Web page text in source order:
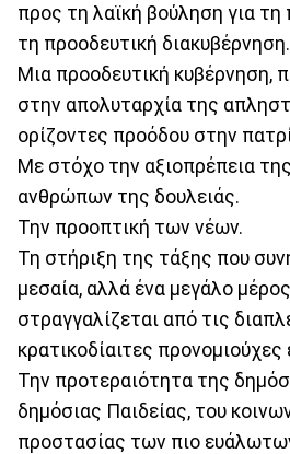
προς τη λαϊκή βούληση για τη
τη προοδευτική διακυβέρνηση.
Μια προοδευτική κυβέρνηση,
στην απολυταρχία της
ορίζοντες προόδου στην
Με στόχο την αξιοπρέπεια
ανθρώπων της δουλειάς.
Την προοπτική των νέων.
Τη στήριξη της τάξης που
μεσαία, αλλά ένα μεγάλο
στραγγαλίζεται από τις
κρατικοδίαιτες προνομιούχες
Την προτεραιότητα της
δημόσιας Παιδείας, του
προστασίας των πιο